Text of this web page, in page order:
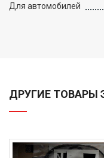
Для автомобилей
ДРУГИЕ ТОВАРЫ